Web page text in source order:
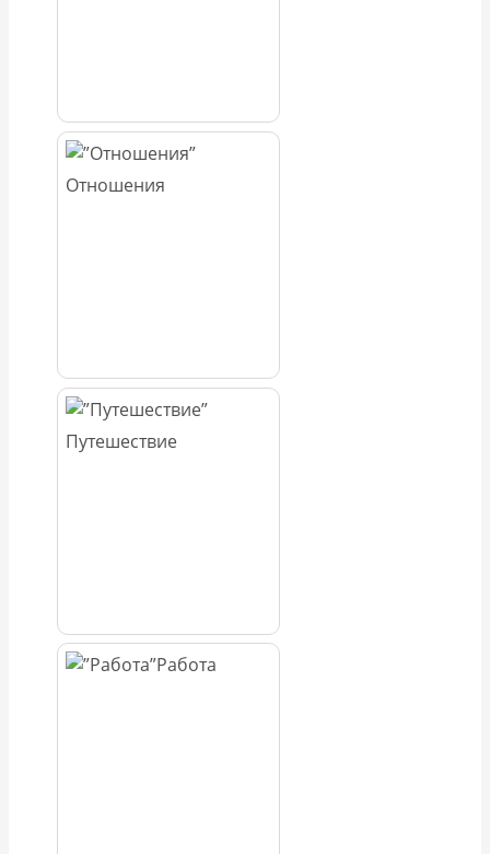
Отношения
Путешествие
Работа